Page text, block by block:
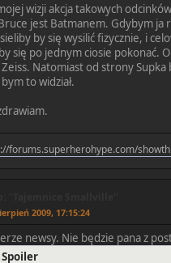
wizji akcja takowych
jest Batmanem. Gdybym ja
by się wysilić fizycznie, i
się po jednym ciosie pokonać.
Natomiast od strony Supka
to widział.
forums.superherohype.com/
2009, 17:15:24
newsy. Nie będzie pana z
Spoiler